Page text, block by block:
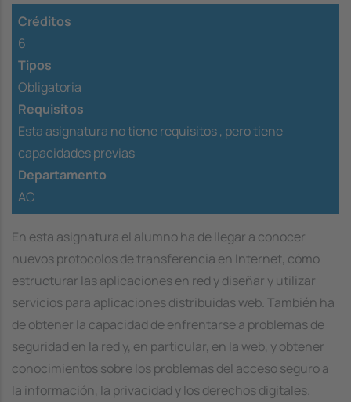
Créditos
6
Tipos
Obligatoria
Requisitos
Esta asignatura no tiene requisitos , pero tiene
capacidades previas
Departamento
AC
En esta asignatura el alumno ha de llegar a conocer
nuevos protocolos de transferencia en Internet, cómo
estructurar las aplicaciones en red y diseñar y utilizar
servicios para aplicaciones distribuidas web. También ha
de obtener la capacidad de enfrentarse a problemas de
seguridad en la red y, en particular, en la web, y obtener
conocimientos sobre los problemas del acceso seguro a
la información, la privacidad y los derechos digitales.